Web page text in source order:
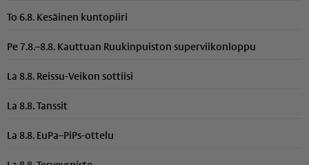
To 6.8. Kesäinen kuntopiiri
Pe 7.8.–8.8. Kauttuan Ruukinpuiston superviikonloppu
La 8.8. Reissu-Veikon sottiisi
La 8.8. Tanssit
La 8.8. EuPa–PiPs-ottelu